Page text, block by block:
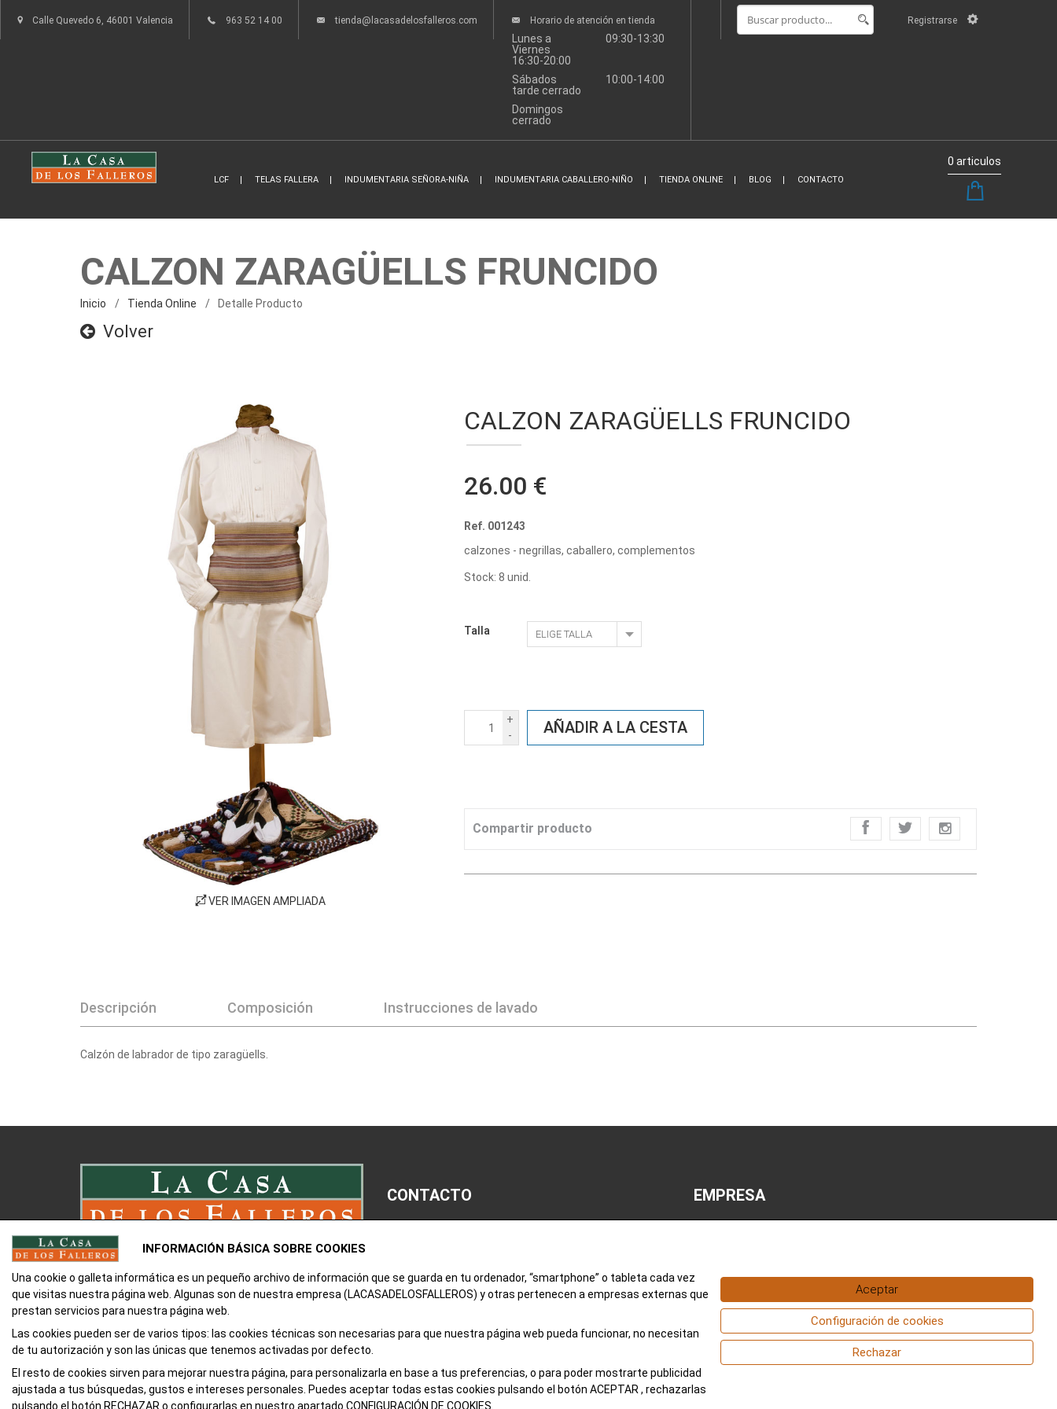
Calle Quevedo 6, 46001 Valencia 963 52 14 00 tienda@lacasadelosfalleros.com Horario de atención en tienda
Lunes a
Viernes
09:30-13:30
16:30-20:00
Sábados
10:00-14:00
tarde cerrado
Domingos
cerrado
Registrarse
LCF TELAS FALLERA INDUMENTARIA SEÑORA-NIÑA INDUMENTARIA CABALLERO-NIÑO TIENDA ONLINE BLOG CONTACTO
0 articulos
CALZON ZARAGÜELLS FRUNCIDO
Inicio Tienda Online Detalle Producto
Volver
VER IMAGEN AMPLIADA
CALZON ZARAGÜELLS FRUNCIDO
26.00 €
Ref. 001243
calzones - negrillas, caballero, complementos
Stock: 8 unid.
Talla
+
-
AÑADIR A LA CESTA
Compartir producto
Descripción Composición Instrucciones de lavado
Calzón de labrador de tipo zaragüells.
CONTACTO
tienda@lacasadelosfalleros.com
46001 Valencia
EMPRESA
Política de privacidad y cookies
Condiciones de compra
INFORMACIÓN BÁSICA SOBRE COOKIES
Una cookie o galleta informática es un pequeño archivo de información que se guarda en tu ordenador, “smartphone” o tableta cada vez
que visitas nuestra página web. Algunas son de nuestra empresa (LACASADELOSFALLEROS) y otras pertenecen a empresas externas que
prestan servicios para nuestra página web.
Las cookies pueden ser de varios tipos: las cookies técnicas son necesarias para que nuestra página web pueda funcionar, no necesitan
de tu autorización y son las únicas que tenemos activadas por defecto.
El resto de cookies sirven para mejorar nuestra página, para personalizarla en base a tus preferencias, o para poder mostrarte publicidad
ajustada a tus búsquedas, gustos e intereses personales. Puedes aceptar todas estas cookies pulsando el botón ACEPTAR , rechazarlas
pulsando el botón RECHAZAR o configurarlas en nuestro apartado CONFIGURACIÓN DE COOKIES.
Aceptar
Configuración de cookies
Rechazar